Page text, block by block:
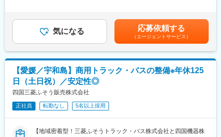
変更の範囲：会社の定める業務
輩社員に聞ける環境です。また整備士や検査員、牽引免許などの
業務で必要な資格は全額会社負担で取得頂けます。
トラック・バス」の特約販売店として、香川県・徳島県・愛媛
県・高知県の三菱ふそうトラック（1.5トン～大型トラック）、バ
ス（大・中・小）を取り扱っている部門です。「FUSO」ブラン
ドは昔からお客様より厚い信頼を得ており、性能的にも優れてい
ると高いご評価を頂いています。
■当社の魅力：
・全ての部門（整備、営業等）が連携しながら、丁寧なアフター
フォローに力を入れております。修理、故障を未然に防ぐ定期的
円）の過去実績あり■賞与：年2回※過去実績4ヶ月分賃金はあくま
でも目安の金額であり、選考を通じて上下する可能性がありま
す。月給(月額)は固定手当を含めた表記です。
気になる 応募依頼する
（エージェントサービス）
【愛媛／宇和島】商用トラック・バスの整備※年休125
日（土日祝）／安定性◎
四国三菱ふそう販売株式会社
正社員 転勤なし 5名以上採用
【地域密着型！三菱ふそうトラック・バス株式会社と四国機器株